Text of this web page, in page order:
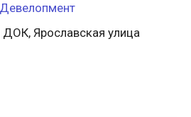
Ярославская улица